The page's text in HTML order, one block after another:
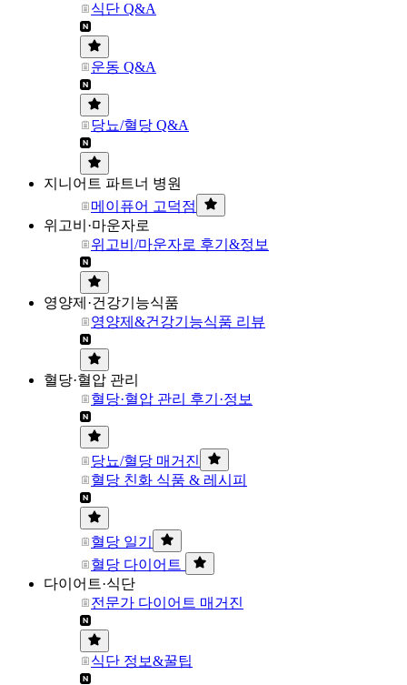
식단 Q&A
운동 Q&A
당뇨/혈당 Q&A
지니어트 파트너 병원
메이퓨어 고덕점
위고비·마운자로
위고비/마운자로 후기&정보
영양제·건강기능식품
영양제&건강기능식품 리뷰
혈당·혈압 관리
혈당·혈압 관리 후기·정보
당뇨/혈당 매거진
혈당 친화 식품 & 레시피
혈당 일기
혈당 다이어트
다이어트·식단
전문가 다이어트 매거진
식단 정보&꿀팁